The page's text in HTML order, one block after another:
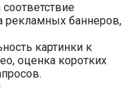
рекламных баннеров,
картинки к
оценка коротких